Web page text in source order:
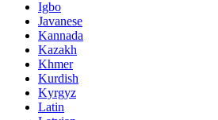
Igbo
Javanese
Kannada
Kazakh
Khmer
Kurdish
Kyrgyz
Latin